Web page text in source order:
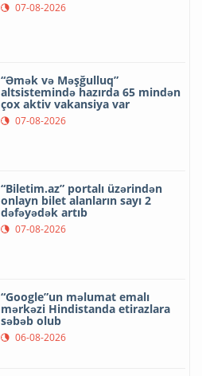
07-08-2026
“Əmək və Məşğulluq”
altsistemində hazırda 65 mindən
çox aktiv vakansiya var
07-08-2026
“Biletim.az” portalı üzərindən
onlayn bilet alanların sayı 2
dəfəyədək artıb
07-08-2026
“Google”un məlumat emalı
mərkəzi Hindistanda etirazlara
səbəb olub
06-08-2026